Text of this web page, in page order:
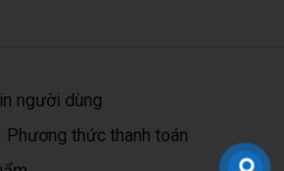
người dùng
Phương thức thanh toán